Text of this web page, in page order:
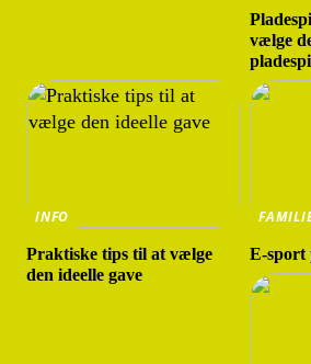
vælge
INFO
Praktiske tips til at vælge
den ideelle gave
E-sport